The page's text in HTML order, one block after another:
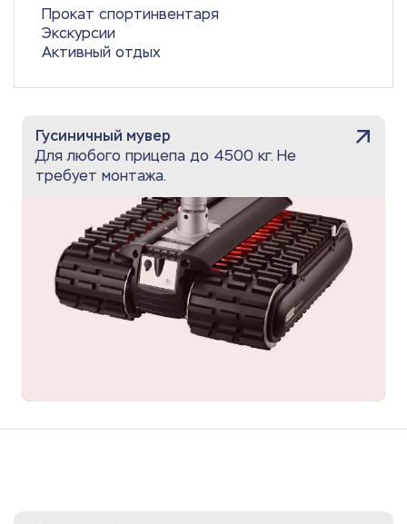
Прокат спортинвентаря
Экскурсии
Активный отдых
Гусиничный мувер
Для любого прицепа до 4500 кг. Не
требует монтажа.